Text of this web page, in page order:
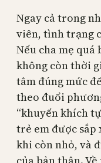
Ngay cả trong
viên, tình trạng
Nếu cha mẹ quá
không còn thời
tâm đúng mức
theo đuổi
“khuyến khích
trẻ em được sắp
khi còn nhỏ, và